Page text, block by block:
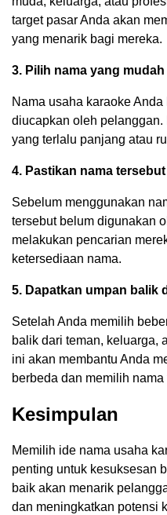
target pasar Anda akan
yang menarik bagi mereka.
3. Pilih nama yang
Nama usaha karaoke
diucapkan oleh
yang terlalu panjang atau
4. Pastikan nama
Sebelum menggunakan
tersebut belum digunakan
melakukan pencarian
ketersediaan nama.
5. Dapatkan umpan balik
Setelah Anda memilih
balik dari teman, keluarga,
ini akan membantu Anda
berbeda dan memilih
Kesimpulan
Memilih ide nama usaha
penting untuk kesuksesan
baik akan menarik
dan meningkatkan potensi